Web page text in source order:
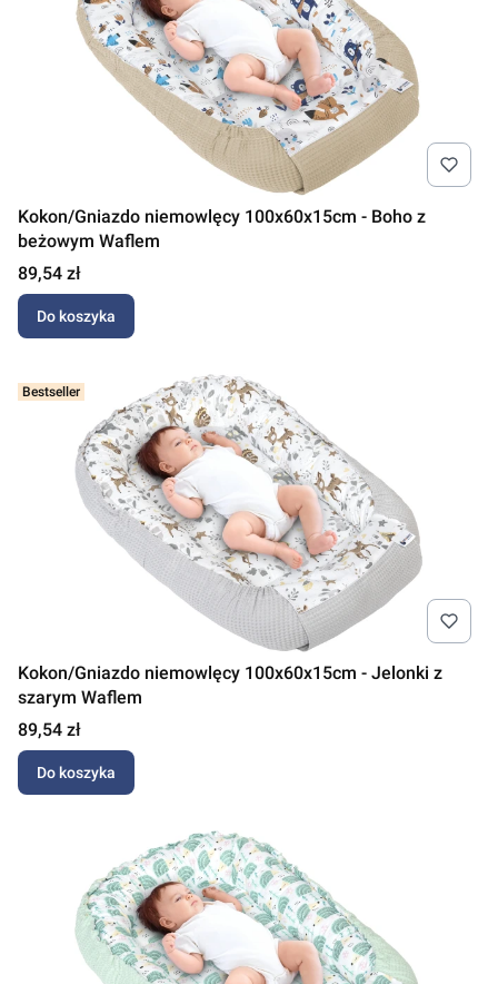
Kokon/Gniazdo niemowlęcy 100x60x15cm - Boho z
beżowym Waflem
Cena
89,54 zł
Do koszyka
Bestseller
Kokon/Gniazdo niemowlęcy 100x60x15cm - Jelonki z
szarym Waflem
Cena
89,54 zł
Do koszyka